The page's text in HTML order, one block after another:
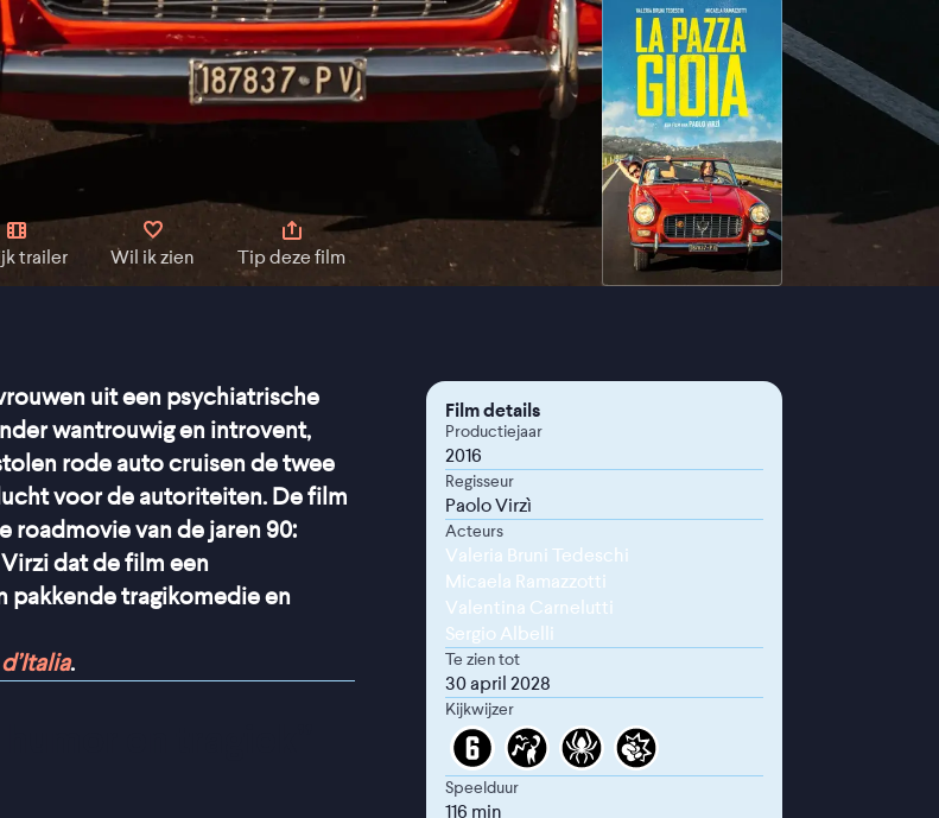
trailer Wil ik zien Tip deze film
uit een psychiatrische
wantrouwig en introvent,
rode auto cruisen de twee
voor de autoriteiten. De film
roadmovie van de jaren 90:
dat de film een
pakkende tragikomedie en
.
Film details
Productiejaar
2016
Regisseur
Paolo Virzì
Acteurs
Valeria Bruni Tedeschi
Micaela Ramazzotti
Valentina Carnelutti
Sergio Albelli
Te zien tot
30 april 2028
Kijkwijzer
Speelduur
116 min